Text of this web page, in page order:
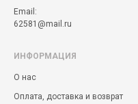
Email:
62581@mail.ru
ИНФОРМАЦИЯ
О нас
Оплата, доставка и возврат